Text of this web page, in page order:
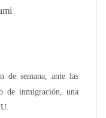
de semana, ante las
de inmigración, una